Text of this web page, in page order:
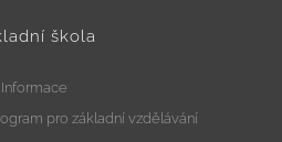
škola
Informace
pro základní vzdělávání